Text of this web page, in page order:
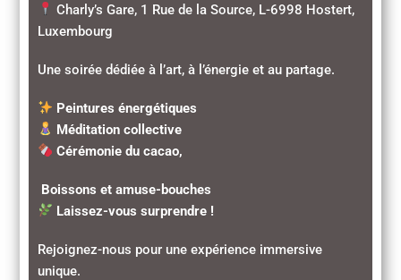
Charly’s Gare, 1 Rue de la Source, L-6998 Hostert,
Luxembourg
Une soirée dédiée à l’art, à l’énergie et au partage.
Peintures énergétiques
Méditation collective
Cérémonie du cacao,
Boissons et amuse-bouches
Laissez-vous surprendre !
Rejoignez-nous pour une expérience immersive
unique.